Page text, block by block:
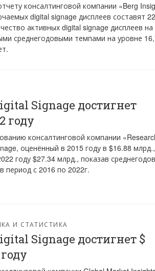
консалтинговой компании «Berg
digital signage дисплеев составят
активных digital signage дисплеев на
среднегодовыми темпами на уровне
Signage достигнет
году
консалтинговой компании
оценённый в 2015 году в $16.88 млрд.,
году $27.34 млрд., показав
период с 2016 по 2022г.
И СТАТИСТИКА
Signage достигнет $